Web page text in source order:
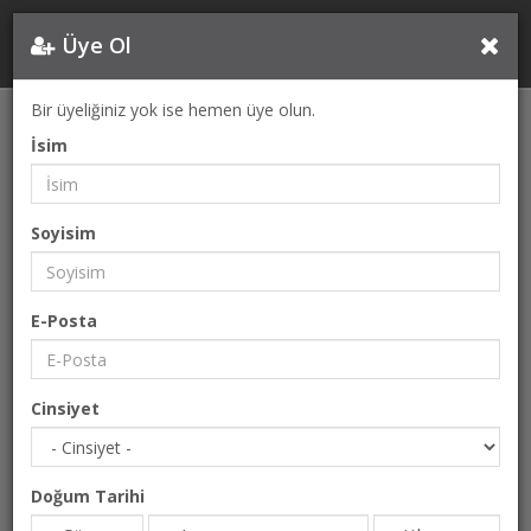
Üye Ol
Bir üyeliğiniz yok ise hemen üye olun.
İsim
Soyisim
E-Posta
Cinsiyet
Doğum Tarihi